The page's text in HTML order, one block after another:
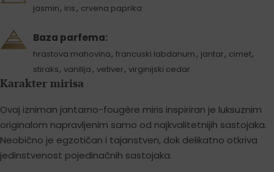
jasmin, iris, crvena paprika
Baza parfema:
hrastova mahovina, francuski labdanum, jantar, cimet,
stiraks, vanilija, vetiver, virginijski cedar
Karakter mirisa
Ovaj izniman jantarno-fougère miris inspiriran je luksuznim
originalom napravljenim samo od najkvalitetnijih sastojaka.
Neobično je egzotičan i tajanstven, dok delikatno otkriva
jedinstvenost pojedinačnih sastojaka.